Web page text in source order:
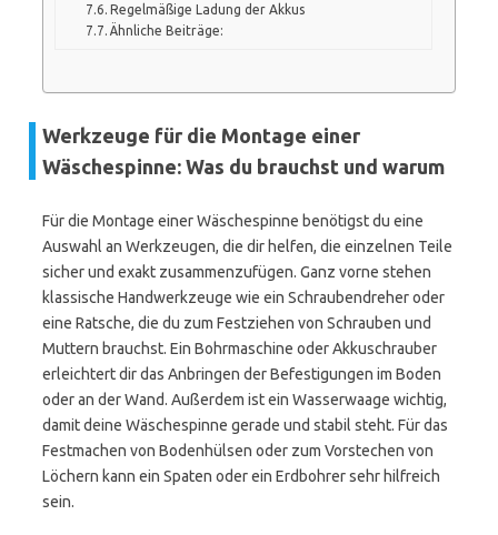
Regelmäßige Ladung der Akkus
Ähnliche Beiträge:
Werkzeuge für die Montage einer
Wäschespinne: Was du brauchst und warum
Für die Montage einer Wäschespinne benötigst du eine
Auswahl an Werkzeugen, die dir helfen, die einzelnen Teile
sicher und exakt zusammenzufügen. Ganz vorne stehen
klassische Handwerkzeuge wie ein Schraubendreher oder
eine Ratsche, die du zum Festziehen von Schrauben und
Muttern brauchst. Ein Bohrmaschine oder Akkuschrauber
erleichtert dir das Anbringen der Befestigungen im Boden
oder an der Wand. Außerdem ist ein Wasserwaage wichtig,
damit deine Wäschespinne gerade und stabil steht. Für das
Festmachen von Bodenhülsen oder zum Vorstechen von
Löchern kann ein Spaten oder ein Erdbohrer sehr hilfreich
sein.